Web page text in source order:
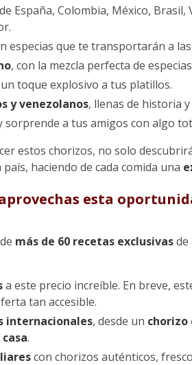
España, Colombia, México, Brasil,
especias que te transportarán a
, con la mezcla perfecta de
toque explosivo a tus platillos.
y venezolanos, llenas de historia
sorprende a tus amigos con algo
estos chorizos, no solo
haciendo de cada comida una
esta
más de 60 recetas exclusivasde
a este precio increíble. En breve,
tan accesible.
internacionales, desde un chorizo
.
con chorizos auténticos,